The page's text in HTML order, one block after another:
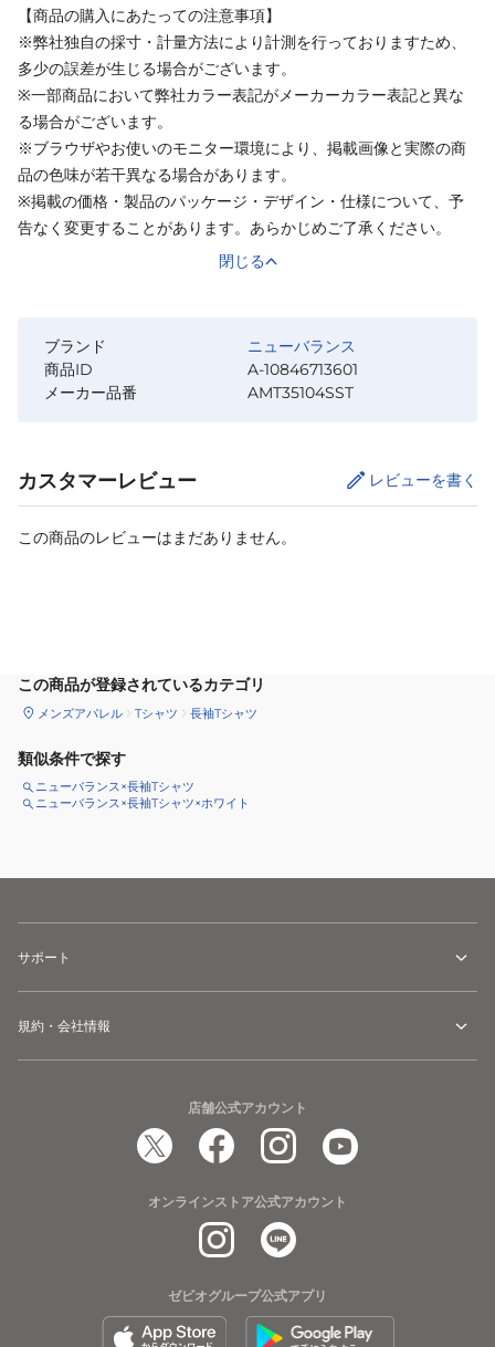
【商品の購入にあたっての注意事項】
※弊社独自の採寸・計量方法により計測を行っておりますため、
多少の誤差が生じる場合がございます。
※一部商品において弊社カラー表記がメーカーカラー表記と異な
る場合がございます。
※ブラウザやお使いのモニター環境により、掲載画像と実際の商
品の色味が若干異なる場合があります。
※掲載の価格・製品のパッケージ・デザイン・仕様について、予
告なく変更することがあります。あらかじめご了承ください。
閉じる
ブランド
ニューバランス
商品ID
A-10846713601
メーカー品番
AMT35104SST
カスタマーレビュー レビューを書く
この商品のレビューはまだありません。
この商品が登録されているカテゴリ
メンズアパレル Tシャツ 長袖Tシャツ
類似条件で探す
ニューバランス×長袖Tシャツ
ニューバランス×長袖Tシャツ×ホワイト
サポート
規約・会社情報
店舗公式アカウント
オンラインストア公式アカウント
ゼビオグループ公式アプリ